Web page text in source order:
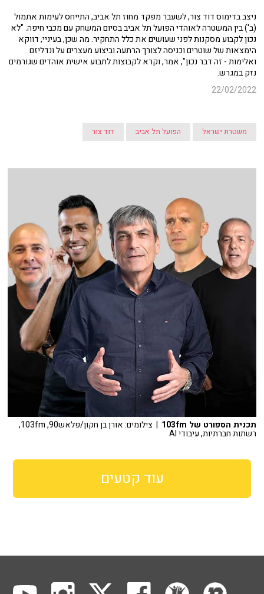
ניצב בדימוס דוד צור, לשעבר מפקד מחוז תל אביב, התייחס לעימות אתמול
(ב') בין המשטרה לאוהדי הפועל תל אביב בסיום המשחק עם מכבי חיפה. "לא
נכון לקבוע מסקנות לפני שעושים את כלל התחקיר. מה שכן, בעיניי, דווקא
הימצאות של שוטרים וכניסה לצורך הרתעה וביצוע מעצרים על ונדליזם
ואלימות - זה דבר נכון", אמר, וקרא לקבוצות לתבוע אישית אוהדים שגורמים
נזק במגרש.
22/02/2022
משטרת ישראל הפועל תל אביב דוד צור
תכנית הספורט של 103fm | צילומים: אורן בן חקון/פלאש90, 103fm,
רשתות חברתיות, עיבודי AI
עוד קטעים